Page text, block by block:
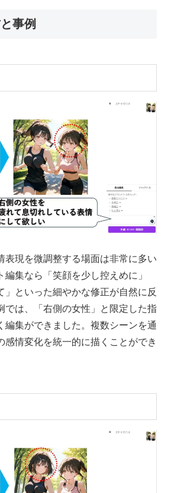
事例
表現を微調整する場面は非常に多い
編集なら「笑顔を少し控えめに」
」といった細やかな修正が自然に反
では、「右側の女性」と限定した指
編集ができました。複数シーンを通
感情変化を統一的に描くことができ